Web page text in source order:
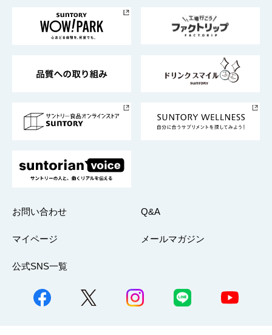
地域情報
サントリーサンバーズ大阪
サントリーが考えるサステナビリティ経営
企業概要
採用情報
お問い合わせ Q&A
マイページ メールマガジン
公式SNS一覧